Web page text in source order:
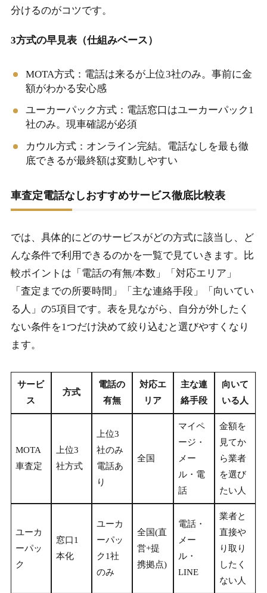
分けるのがコツです。
3方式の早見表（仕組みベース）
MOTA方式：電話は来るが上位3社のみ。事前に金
額がわかる安心感
ユーカーパック方式：電話窓口はユーカーパック1
社のみ。現車確認が必須
カウル方式：オンライン完結。電話なしを最も徹
底できるが最終額は変動しやすい
車査定電話なしおすすめサービス徹底比較表
では、具体的にどのサービスがどの方式に該当し、ど
んな条件で利用できるのかを一覧で見ていきます。比
較ポイントは「電話の有無/本数」「対応エリア」
「査定までの所要時間」「主な連絡手段」「向いてい
る人」の5項目です。表を見ながら、自分が外したく
ない条件を1つだけ決めて絞り込むと選びやすくなり
ます。
サービ
ス
方式
電話の
有無
対応エ
リア
主な連
絡手段
向いて
いる人
MOTA
車査定
上位3
社方式
上位3
社のみ
電話あ
り
全国
マイペ
ージ・
メー
ル・電
話
金額を
見てか
ら業者
を選び
たい人
ユーカ
ーパッ
ク
窓口1
本化
ユーカ
ーパッ
ク1社
のみ
全国(直
営+提
携拠点)
電話・
メー
ル・
LINE
業者と
直接や
り取り
したく
ない人